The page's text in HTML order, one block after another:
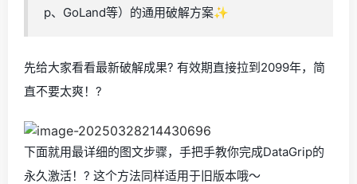
p、GoLand等）的通用破解方案✨
先给大家看看最新破解成果? 有效期直接拉到2099年，简
直不要太爽！?
下面就用最详细的图文步骤，手把手教你完成DataGrip的
永久激活！? 这个方法同样适用于旧版本哦～